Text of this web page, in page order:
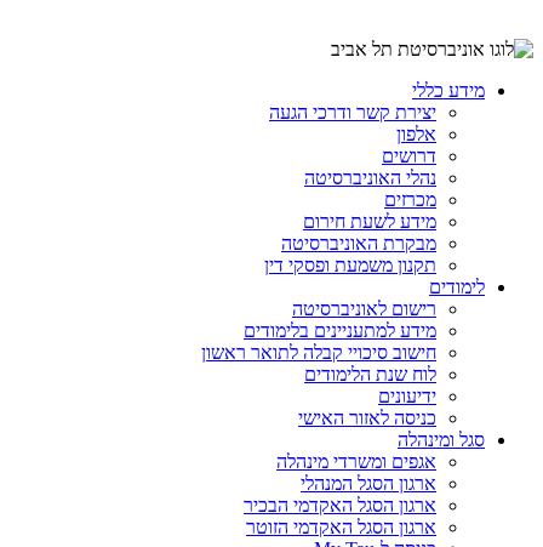
מידע כללי
יצירת קשר ודרכי הגעה
אלפון
דרושים
נהלי האוניברסיטה
מכרזים
מידע לשעת חירום
מבקרת האוניברסיטה
תקנון משמעת ופסקי דין
לימודים
רישום לאוניברסיטה
מידע למתעניינים בלימודים
חישוב סיכויי קבלה לתואר ראשון
לוח שנת הלימודים
ידיעונים
כניסה לאזור האישי
סגל ומינהלה
אגפים ומשרדי מינהלה
ארגון הסגל המנהלי
ארגון הסגל האקדמי הבכיר
ארגון הסגל האקדמי הזוטר